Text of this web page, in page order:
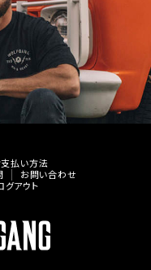
支払い方法
お問い合わせ
グアウト